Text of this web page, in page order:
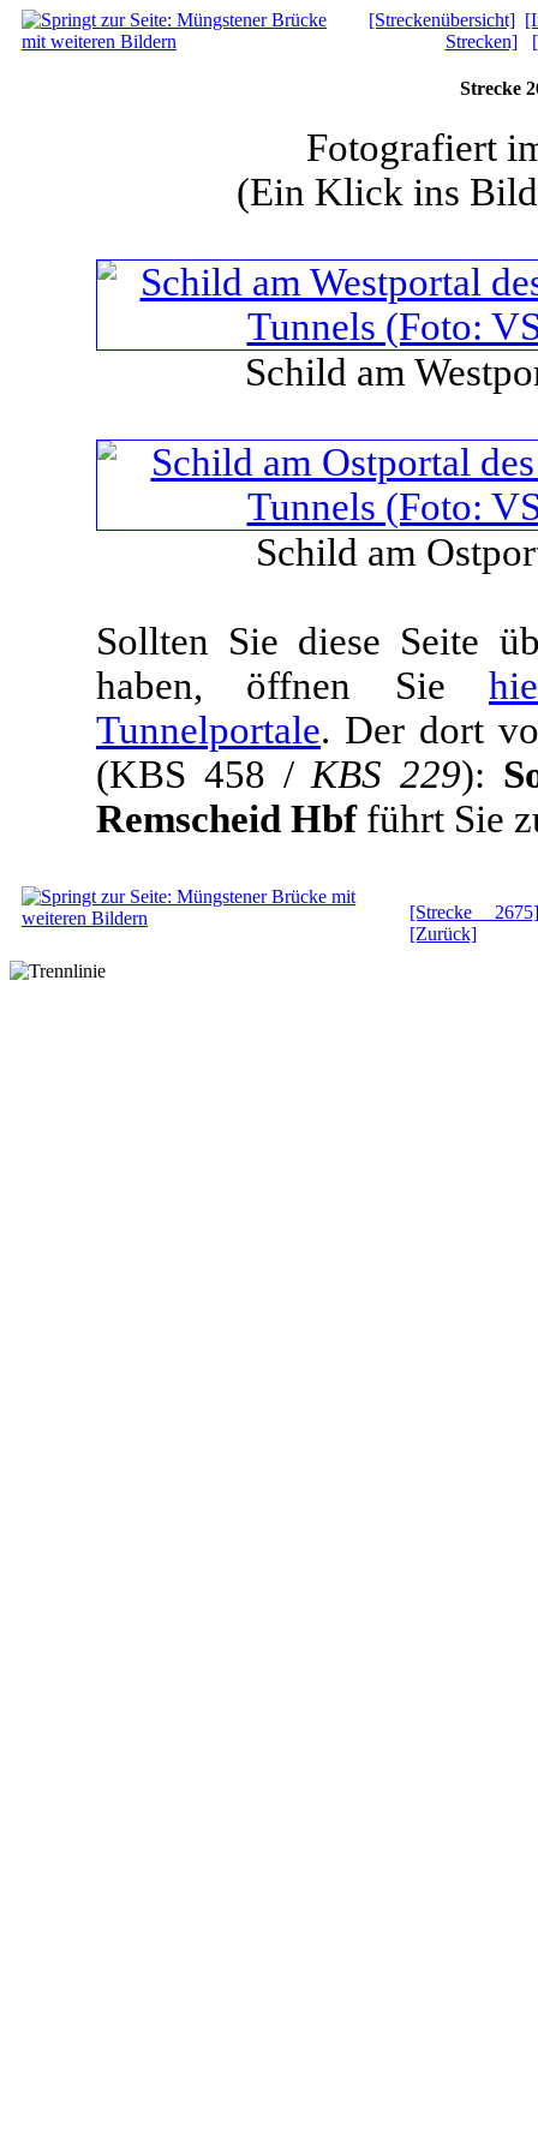
[Streckenübersicht]
Strecken]
Strecke
Fotografiert
(Ein Klick ins
Schild am
Schild am
Sollten Sie diese Seite
haben, öffnen Sie
Tunnelportale. Der dort
(KBS 458 / KBS 229):
Remscheid Hbfführt Sie
[Strecke 2675]
[Zurück]